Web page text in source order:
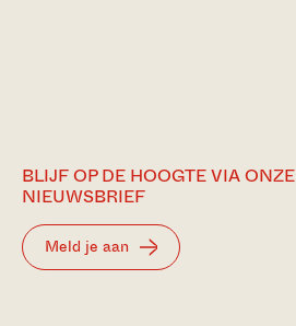
BLIJF OP DE HOOGTE VIA ONZE
NIEUWSBRIEF
Meld je aan